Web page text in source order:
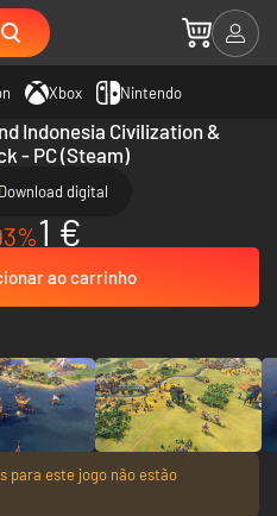
Xbox Nintendo
Indonesia Civilization &
- PC (Steam)
Download digital
1 €
ao carrinho
para este jogo não estão